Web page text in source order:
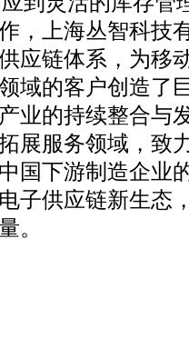
，上海丛智科技
应链体系，为移
域的客户创造了
业的持续整合与
展服务领域，致
国下游制造企业
子供应链新生态
。